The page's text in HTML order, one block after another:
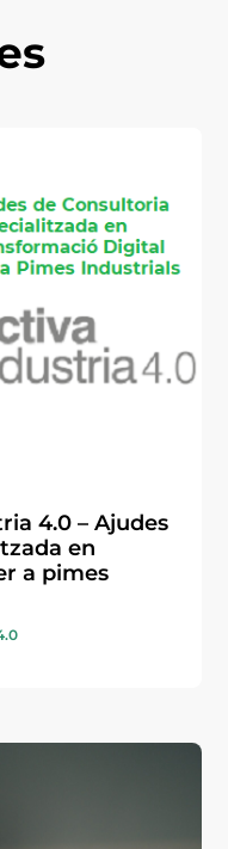
4.0 – Ajudes
en
a pimes